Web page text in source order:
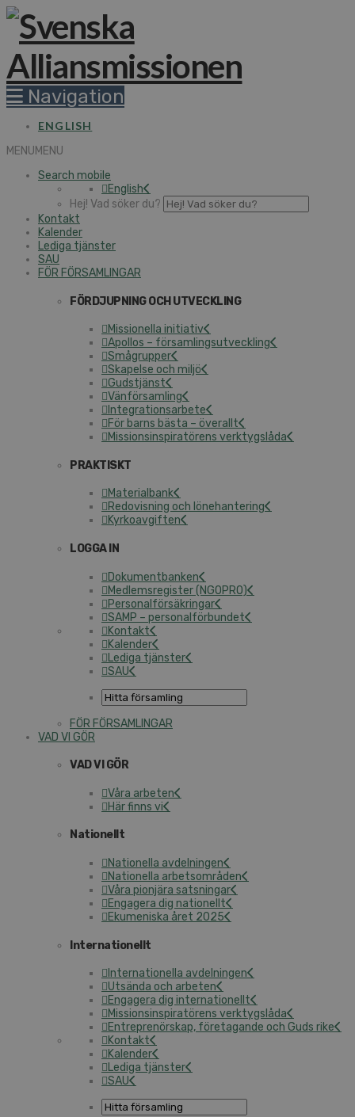
Navigation
ENGLISH
MENUMENU
Search mobile
English
Hej! Vad söker du?
Kontakt
Kalender
Lediga tjänster
SAU
FÖR FÖRSAMLINGAR
FÖRDJUPNING OCH UTVECKLING
Missionella initiativ
Apollos – församlingsutveckling
Smågrupper
Skapelse och miljö
Gudstjänst
Vänförsamling
Integrationsarbete
För barns bästa – överallt
Missionsinspiratörens verktygslåda
PRAKTISKT
Materialbank
Redovisning och lönehantering
Kyrkoavgiften
LOGGA IN
Dokumentbanken
Medlemsregister (NGOPRO)
Personalförsäkringar
SAMP – personalförbundet
Kontakt
Kalender
Lediga tjänster
SAU
FÖR FÖRSAMLINGAR
VAD VI GÖR
VAD VI GÖR
Våra arbeten
Här finns vi
Nationellt
Nationella avdelningen
Nationella arbetsområden
Våra pionjära satsningar
Engagera dig nationellt
Ekumeniska året 2025
Internationellt
Internationella avdelningen
Utsända och arbeten
Engagera dig internationellt
Missionsinspiratörens verktygslåda
Entreprenörskap, företagande och Guds rike
Kontakt
Kalender
Lediga tjänster
SAU